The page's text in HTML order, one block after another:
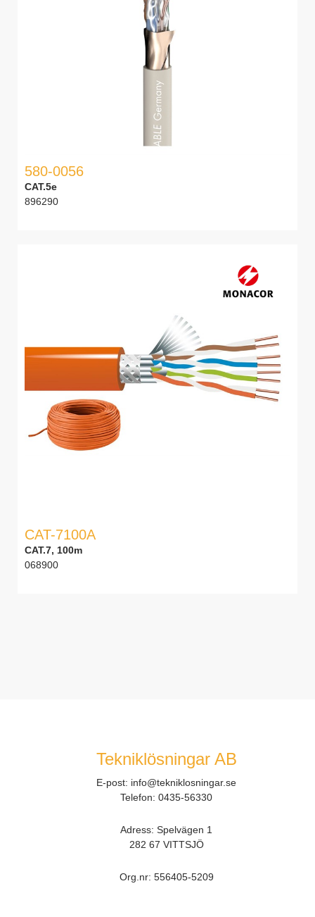
580-0056
CAT.5e
896290
CAT-7100A
CAT.7, 100m
068900
Tekniklösningar AB
E-post: info@tekniklosningar.se
Telefon: 0435-56330
Adress: Spelvägen 1
282 67 VITTSJÖ
Org.nr: 556405-5209